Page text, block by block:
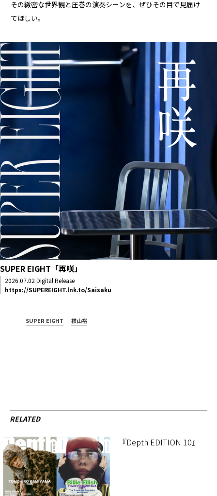
その緻密な世界観と圧巻の演奏シーンを、ぜひその目で見届け
てほしい。
SUPER EIGHT「再咲」
2026.07.02 Digital Release
https://SUPEREIGHT.lnk.to/Saisaku
SUPER EIGHT 横山裕
RELATED
『Depth EDITION 10』